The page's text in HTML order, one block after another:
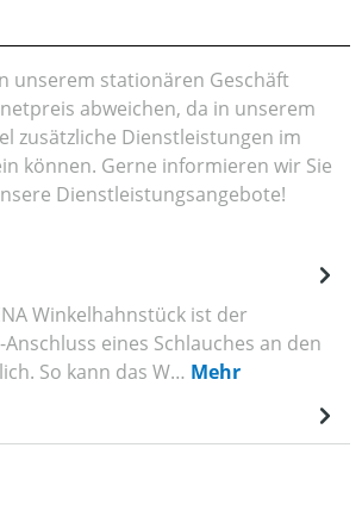
unserem stationären Geschäft
abweichen, da in unserem
zusätzliche Dienstleistungen im
können. Gerne informieren wir Sie
Dienstleistungsangebote!
Winkelhahnstück ist der
Anschluss eines Schlauches an den
So kann das W… Mehr